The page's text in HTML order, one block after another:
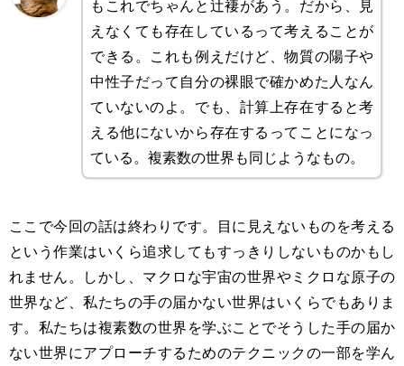
もこれでちゃんと辻褄があう。だから、見
えなくても存在しているって考えることが
できる。これも例えだけど、物質の陽子や
中性子だって自分の裸眼で確かめた人なん
ていないのよ。でも、計算上存在すると考
える他にないから存在するってことになっ
ている。複素数の世界も同じようなもの。
ここで今回の話は終わりです。目に見えないものを考える
という作業はいくら追求してもすっきりしないものかもし
れません。しかし、マクロな宇宙の世界やミクロな原子の
世界など、私たちの手の届かない世界はいくらでもありま
す。私たちは複素数の世界を学ぶことでそうした手の届か
ない世界にアプローチするためのテクニックの一部を学ん